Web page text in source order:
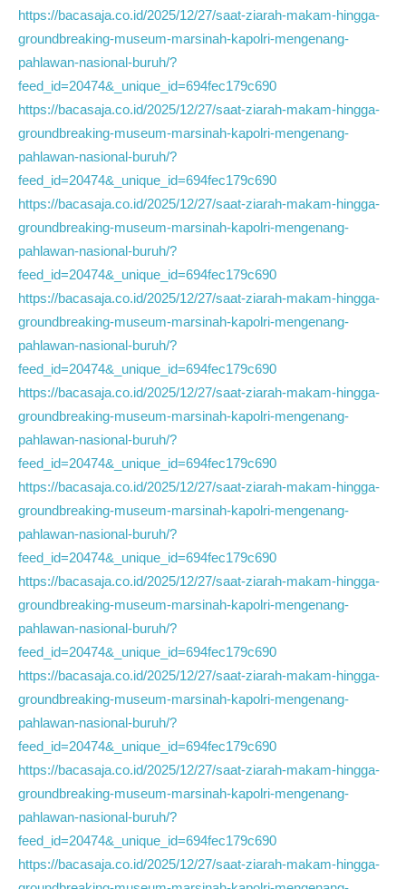
https://bacasaja.co.id/2025/12/27/saat-ziarah-makam-hingga-
groundbreaking-museum-marsinah-kapolri-mengenang-
pahlawan-nasional-buruh/?
feed_id=20474&_unique_id=694fec179c690
https://bacasaja.co.id/2025/12/27/saat-ziarah-makam-hingga-
groundbreaking-museum-marsinah-kapolri-mengenang-
pahlawan-nasional-buruh/?
feed_id=20474&_unique_id=694fec179c690
https://bacasaja.co.id/2025/12/27/saat-ziarah-makam-hingga-
groundbreaking-museum-marsinah-kapolri-mengenang-
pahlawan-nasional-buruh/?
feed_id=20474&_unique_id=694fec179c690
https://bacasaja.co.id/2025/12/27/saat-ziarah-makam-hingga-
groundbreaking-museum-marsinah-kapolri-mengenang-
pahlawan-nasional-buruh/?
feed_id=20474&_unique_id=694fec179c690
https://bacasaja.co.id/2025/12/27/saat-ziarah-makam-hingga-
groundbreaking-museum-marsinah-kapolri-mengenang-
pahlawan-nasional-buruh/?
feed_id=20474&_unique_id=694fec179c690
https://bacasaja.co.id/2025/12/27/saat-ziarah-makam-hingga-
groundbreaking-museum-marsinah-kapolri-mengenang-
pahlawan-nasional-buruh/?
feed_id=20474&_unique_id=694fec179c690
https://bacasaja.co.id/2025/12/27/saat-ziarah-makam-hingga-
groundbreaking-museum-marsinah-kapolri-mengenang-
pahlawan-nasional-buruh/?
feed_id=20474&_unique_id=694fec179c690
https://bacasaja.co.id/2025/12/27/saat-ziarah-makam-hingga-
groundbreaking-museum-marsinah-kapolri-mengenang-
pahlawan-nasional-buruh/?
feed_id=20474&_unique_id=694fec179c690
https://bacasaja.co.id/2025/12/27/saat-ziarah-makam-hingga-
groundbreaking-museum-marsinah-kapolri-mengenang-
pahlawan-nasional-buruh/?
feed_id=20474&_unique_id=694fec179c690
https://bacasaja.co.id/2025/12/27/saat-ziarah-makam-hingga-